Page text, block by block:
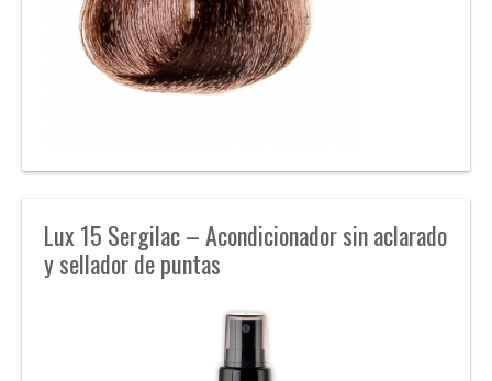
Lux 15 Sergilac – Acondicionador sin aclarado
y sellador de puntas